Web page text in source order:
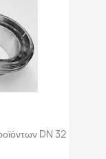
DN 32